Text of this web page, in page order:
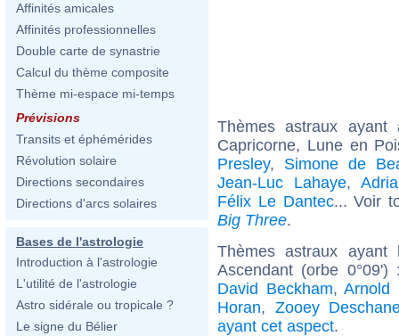
Affinités amicales
Affinités professionnelles
Double carte de synastrie
Calcul du thème composite
Thème mi-espace mi-temps
Prévisions
Transits et éphémérides
Révolution solaire
Directions secondaires
Directions d'arcs solaires
Bases de l'astrologie
Introduction à l'astrologie
L'utilité de l'astrologie
Astro sidérale ou tropicale ?
Le signe du Bélier
Thèmes astraux
Capricorne, Lune en
Presley, Simone de
Jean-Luc Lahaye,
Félix Le Dantec... Voir
Big Three.
Thèmes astraux ayant
Ascendant (orbe
David Beckham,Arnold
Horan, Zooey
ayant cet aspect.